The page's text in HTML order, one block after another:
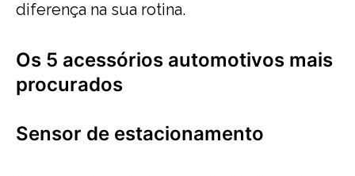
diferença na sua rotina.
Os 5 acessórios automotivos mais
procurados
Sensor de estacionamento